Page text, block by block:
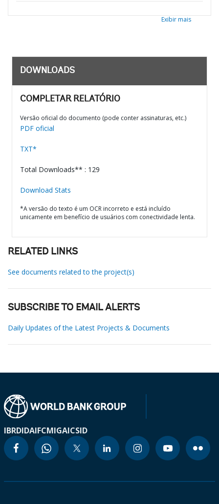
Exibir mais
DOWNLOADS
COMPLETAR RELATÓRIO
Versão oficial do documento (pode conter assinaturas, etc.)
PDF oficial
TXT*
Total Downloads** : 129
Download Stats
*A versão do texto é um OCR incorreto e está incluído
unicamente em benefício de usuários com conectividade lenta.
RELATED LINKS
See documents related to the project(s)
SUBSCRIBE TO EMAIL ALERTS
Daily Updates of the Latest Projects & Documents
IBRDIDAIFCMIGAICSID